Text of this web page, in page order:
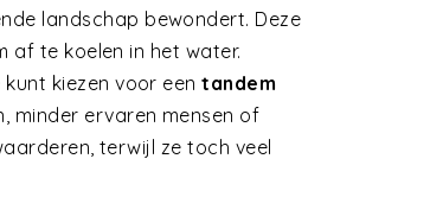
landschap bewondert. Deze
af te koelen in het water.
kiezen voor eentandem
minder ervaren mensen of
terwijl ze toch veel